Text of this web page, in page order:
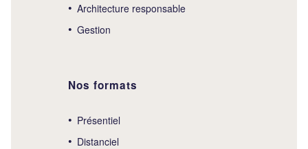
Architecture responsable
Gestion
Nos formats
Présentiel
Distanciel